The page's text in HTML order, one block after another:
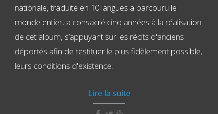
nationale, traduite en 10 langues a parcouru le
monde entier, a consacré cinq années à la réalisation
de cet album, s’appuyant sur les récits d'anciens
déportés afin de restituer le plus fidèlement possible,
leurs conditions d'existence.
Lire la suite